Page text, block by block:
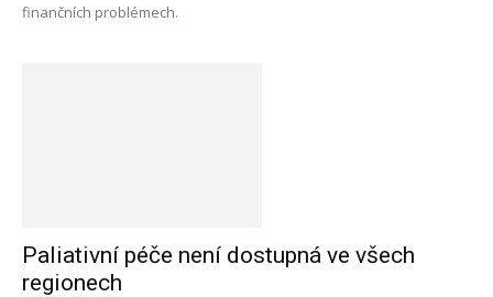
finančních problémech.
Paliativní péče není dostupná ve všech
regionech